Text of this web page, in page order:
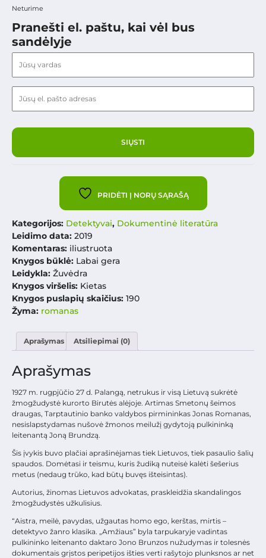
Neturime
Pranešti el. paštu, kai vėl bus
sandėlyje
PRIDĖTI Į NORŲ SĄRAŠĄ
Kategorijos: Detektyvai, Dokumentinė literatūra
Leidimo data: 2019
Komentaras: iliustruota
Knygos būklė: Labai gera
Leidykla: Žuvėdra
Knygos viršelis: Kietas
Knygos puslapių skaičius: 190
Žyma: romanas
Aprašymas Atsiliepimai (0)
Aprašymas
1927 m. rugpjūčio 27 d. Palangą, netrukus ir visą Lietuvą sukrėtė
žmogžudystė kurorto Birutės alėjoje. Artimas Smetonų šeimos
draugas, Tarptautinio banko valdybos pirmininkas Jonas Romanas,
nesislapstydamas nušovė žmonos meilužį gydytoją pulkininką
leitenantą Joną Brundzą.
Šis įvykis buvo plačiai aprašinėjamas tiek Lietuvos, tiek pasaulio šalių
spaudos. Domėtasi ir teismu, kuris žudiką nuteisė kalėti šešerius
metus (nedaug trūko, kad būtų buvęs išteisintas).
Autorius, žinomas Lietuvos advokatas, praskleidžia skandalingos
žmogžudystės užkulisius.
“Aistra, meilė, pavydas, užgautas homo ego, kerštas, mirtis –
detektyvo žanro klasika. „Amžiaus” byla tarpukaryje vadintas
pulkininko leitenanto daktaro Jono Brunzos nužudymas ir tolesnės
dokumentais grįstos peripetijos išties verti rašytojo plunksnos ar net